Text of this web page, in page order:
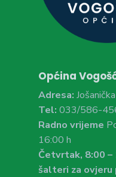
Općina
Adresa:
Tel: 033/586-
Radno vrijeme
16:00 h
Četvrtak, 8:00 –
šalteri za